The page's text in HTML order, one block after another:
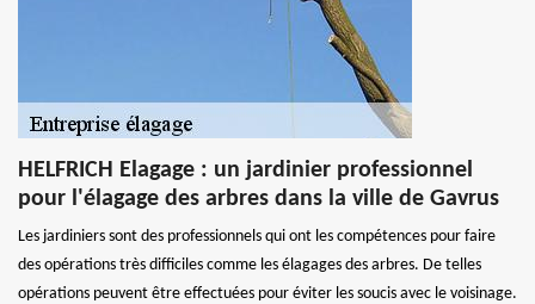
HELFRICH Elagage : un jardinier professionnel
pour l'élagage des arbres dans la ville de Gavrus
Les jardiniers sont des professionnels qui ont les compétences pour faire
des opérations très difficiles comme les élagages des arbres. De telles
opérations peuvent être effectuées pour éviter les soucis avec le voisinage.